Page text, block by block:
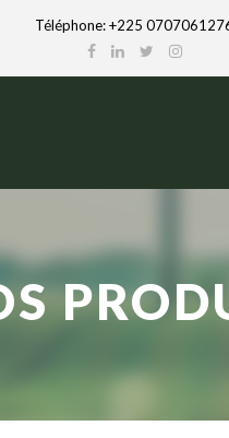
Téléphone: +225